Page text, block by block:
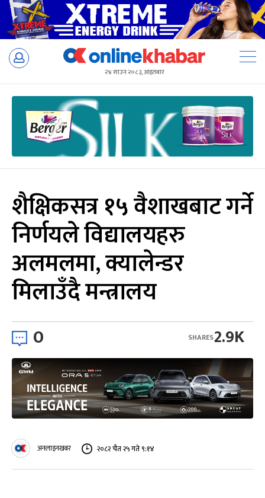
Skip
२४ साउन २०८३, आइतबार
शैक्षिकसत्र १५ वैशाखबाट गर्ने
निर्णयले विद्यालयहरु
अलमलमा, क्यालेन्डर
मिलाउँदै मन्त्रालय
0 2.9K
SHARES
अनलाइनखबर २०८२ चैत २५ गते ९:१४